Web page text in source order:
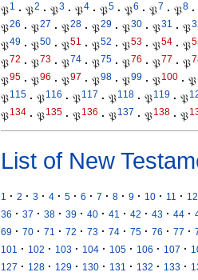
𝔓1 · 𝔓2 · 𝔓3 · 𝔓4 · 𝔓5 · 𝔓6 · 𝔓7 · 𝔓8 ·
𝔓26 · 𝔓27 · 𝔓28 · 𝔓29 · 𝔓30 · 𝔓31 · 𝔓
𝔓49 · 𝔓50 · 𝔓51 · 𝔓52 · 𝔓53 · 𝔓54 · 𝔓
𝔓72 · 𝔓73 · 𝔓74 · 𝔓75 · 𝔓76 · 𝔓77 · 𝔓
𝔓95 · 𝔓96 · 𝔓97 · 𝔓98 · 𝔓99 · 𝔓100 · 𝔓
𝔓115 · 𝔓116 · 𝔓117 · 𝔓118 · 𝔓119 · 𝔓
𝔓134 · 𝔓135 · 𝔓136 · 𝔓137 · 𝔓138 · 𝔓
List of New
1 · 2 · 3 · 4 · 5 · 6 · 7 · 8 · 9 · 10 · 11 · 12
36 · 37 · 38 · 39 · 40 · 41 · 42 · 43 · 44 ·
69 · 70 · 71 · 72 · 73 · 74 · 75 · 76 · 77 ·
101
· 102 · 103 · 104 · 105 · 106 · 107 ·
127 · 128 · 129 · 130 · 131 · 132 · 133 ·